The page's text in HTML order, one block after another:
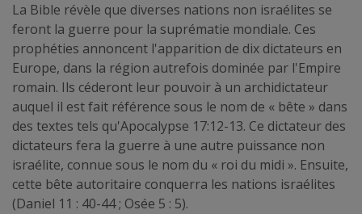
La Bible révèle que diverses nations non israélites se
feront la guerre pour la suprématie mondiale. Ces
prophéties annoncent l'apparition de dix dictateurs en
Europe, dans la région autrefois dominée par l'Empire
romain. Ils céderont leur pouvoir à un archidictateur
auquel il est fait référence sous le nom de « bête » dans
des textes tels qu'Apocalypse 17:12-13. Ce dictateur des
dictateurs fera la guerre à une autre puissance non
israélite, connue sous le nom du « roi du midi ». Ensuite,
cette bête autoritaire conquerra les nations israélites
(Daniel 11 : 40-44 ; Osée 5 : 5).